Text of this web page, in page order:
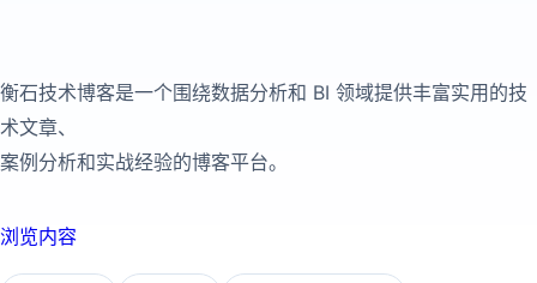
衡石技术博客是一个围绕数据分析和 BI 领域提供丰富实用的技
术文章、
案例分析和实战经验的博客平台。
浏览内容